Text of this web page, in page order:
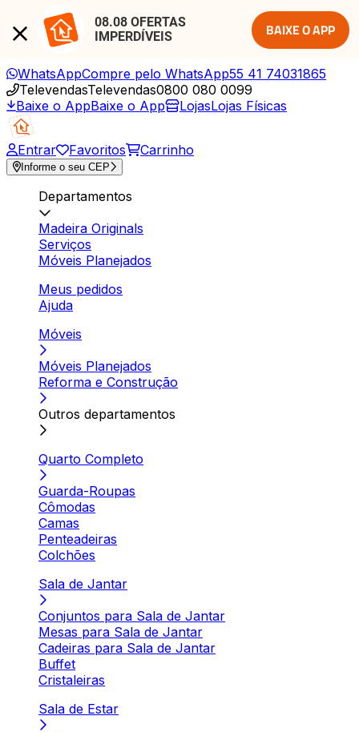
08.08 OFERTAS
IMPERDÍVEIS
BAIXE O APP
WhatsAppCompre pelo WhatsApp55 41 74031865
TelevendasTelevendas0800 080 0099
Baixe o AppBaixe o App LojasLojas Físicas
Entrar Favoritos Carrinho
Informe o seu CEP
Departamentos
Madeira Originals
Serviços
Móveis Planejados
Meus pedidos
Ajuda
Móveis
Móveis Planejados
Reforma e Construção
Outros departamentos
Quarto Completo
Guarda-Roupas
Cômodas
Camas
Penteadeiras
Colchões
Sala de Jantar
Conjuntos para Sala de Jantar
Mesas para Sala de Jantar
Cadeiras para Sala de Jantar
Buffet
Cristaleiras
Sala de Estar